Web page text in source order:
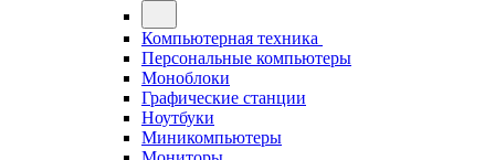
Компьютерная техника
Персональные компьютеры
Моноблоки
Графические станции
Ноутбуки
Миникомпьютеры